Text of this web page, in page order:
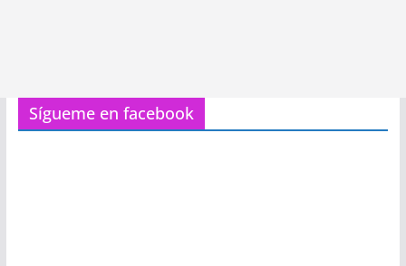
Sígueme en facebook